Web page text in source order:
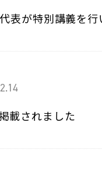
表が特別講義を行
載されました